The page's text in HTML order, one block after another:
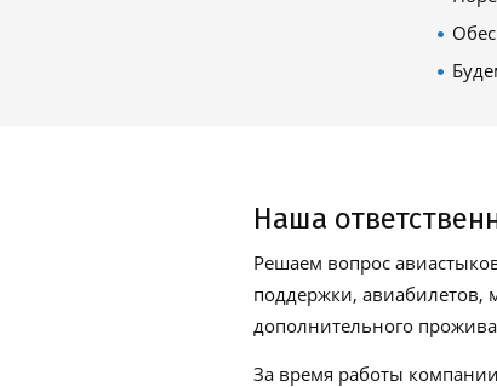
Наша
Решаем вопрос
поддержки, авиабилетов,
дополнительного
За время работы